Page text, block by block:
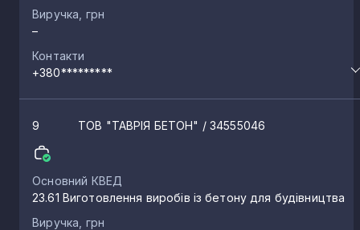
Сергіївка
Чорнянка
Виручка, грн
–
Контакти
+380*********
9 ТОВ "ТАВРІЯ БЕТОН" / 34555046
Основний КВЕД
23.61 Виготовлення виробів із бетону для будівництва
Виручка, грн